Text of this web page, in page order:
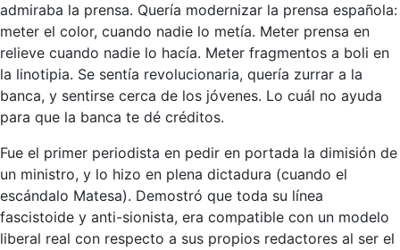
admiraba la prensa. Quería modernizar la prensa española:
meter el color, cuando nadie lo metía. Meter prensa en
relieve cuando nadie lo hacía. Meter fragmentos a boli en
la linotipia. Se sentía revolucionaria, quería zurrar a la
banca, y sentirse cerca de los jóvenes. Lo cuál no ayuda
para que la banca te dé créditos.
Fue el primer periodista en pedir en portada la dimisión de
un ministro, y lo hizo en plena dictadura (cuando el
escándalo Matesa). Demostró que toda su línea
fascistoide y anti-sionista, era compatible con un modelo
liberal real con respecto a sus propios redactores al ser el